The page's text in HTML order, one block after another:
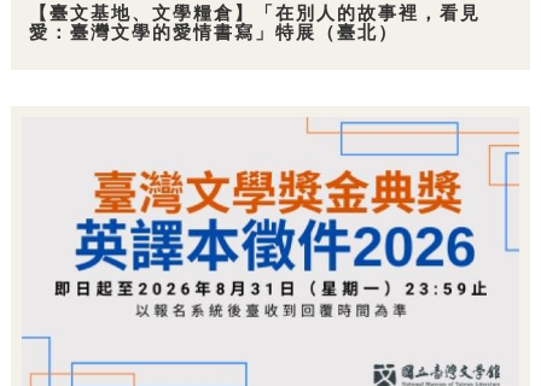
【臺文基地、文學糧倉】「在別人的故事裡，看見
愛：臺灣文學的愛情書寫」特展（臺北）